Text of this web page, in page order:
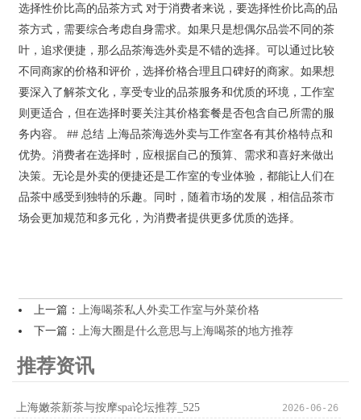
选择性价比高的品茶方式 对于消费者来说，要选择性价比高的品
茶方式，需要综合考虑自身需求。如果只是想偶尔品尝不同的茶
叶，追求便捷，那么品茶海选外卖是不错的选择。可以通过比较
不同商家的价格和评价，选择价格合理且口碑好的商家。如果想
要深入了解茶文化，享受专业的品茶服务和优质的环境，工作室
则更适合，但在选择时要关注其价格套餐是否包含自己所需的服
务内容。 ## 总结 上海品茶海选外卖与工作室各有其价格特点和
优势。消费者在选择时，应根据自己的预算、需求和喜好来做出
决策。无论是外卖的便捷还是工作室的专业体验，都能让人们在
品茶中感受到独特的乐趣。同时，随着市场的发展，相信品茶市
场会更加规范和多元化，为消费者提供更多优质的选择。
上一篇： 上海喝茶私人外卖工作室与外菜价格
下一篇： 上海大圈是什么意思与上海喝茶的地方推荐
推荐资讯
上海嫩茶新茶与按摩spa论坛推荐_525 2026-06-26